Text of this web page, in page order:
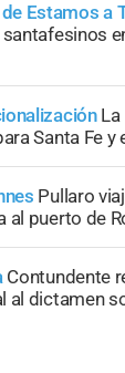
Estamos a
Santa Fe y
Pullaro
al puerto de
Contundente
al dictamen